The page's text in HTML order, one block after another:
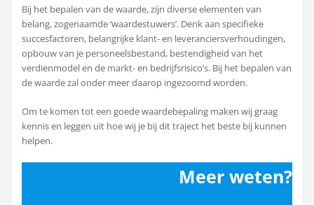
Bij het bepalen van de waarde, zijn diverse elementen van
belang, zogenaamde ‘waardestuwers’. Denk aan specifieke
succesfactoren, belangrijke klant- en leveranciersverhoudingen,
opbouw van je personeelsbestand, bestendigheid van het
verdienmodel en de markt- en bedrijfsrisico’s. Bij het bepalen van
de waarde zal onder meer daarop ingezoomd worden.
Om te komen tot een goede waardebepaling maken wij graag
kennis en leggen uit hoe wij je bij dit traject het beste bij kunnen
helpen.
Meer weten?